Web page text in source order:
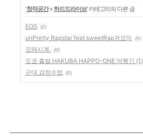
'창작공간>하드드라이브' 카테고리의 다른 글
EOS (0)
unPretty Rapstar feat.sweetRap귀요미 (0)
모래시계. (0)
도쿄 출발 HAKUBA HAPPO-ONE 여행기 (1)
군대.감정수업 (0)